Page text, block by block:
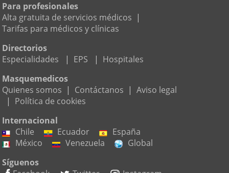
Para profesionales
Alta gratuita de servicios médicos |
Tarifas para médicos y clínicas
Directorios
Especialidades
| EPS | Hospitales
Masquemedicos
Quienes somos | Contáctanos | Aviso legal
| Política de cookies
Internacional
Chile
Ecuador
España
México
Venezuela
Global
Síguenos